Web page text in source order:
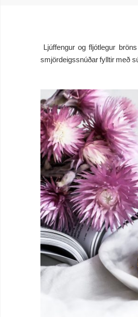
Ljúffengur og fljótlegur
smjördeigssnúðar fylltir með